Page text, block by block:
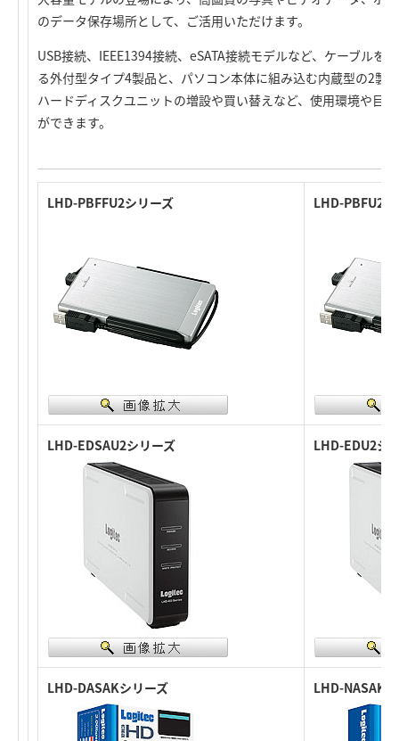
のデータ保存場所として、ご活用いただけます。
USB接続、IEEE1394接続、eSATA接続モデルなど、ケーブルを
る外付型タイプ4製品と、パソコン本体に組み込む内蔵型の2製
ハードディスクユニットの増設や買い替えなど、使用環境や目
ができます。
LHD-PBFFU2シリーズ LHD-PBFU2
LHD-EDSAU2シリーズ LHD-EDU2シ
LHD-DASAKシリーズ LHD-NASAK